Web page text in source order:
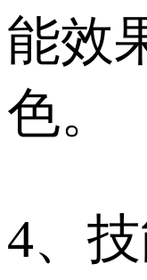
能效
色。
4、